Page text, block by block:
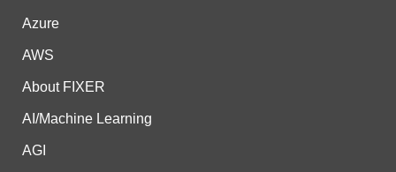
Azure
AWS
About FIXER
AI/Machine Learning
AGI